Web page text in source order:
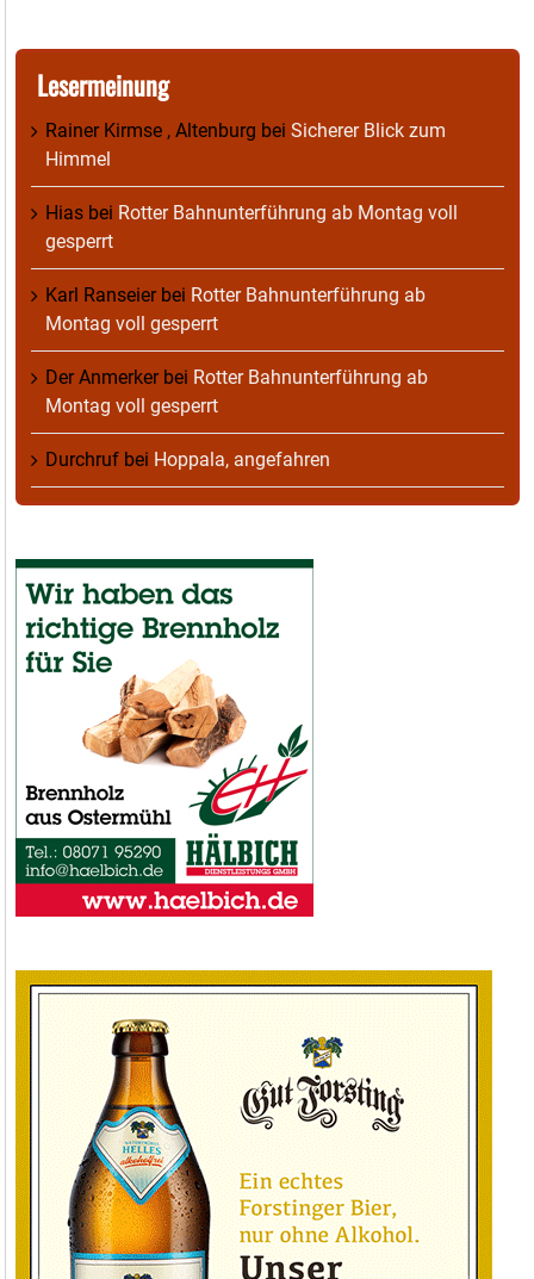
Lesermeinung
Rainer Kirmse , Altenburg bei Sicherer Blick zum
Himmel
Hias bei Rotter Bahnunterführung ab Montag voll
gesperrt
Karl Ranseierbei Rotter Bahnunterführung ab
Montag voll gesperrt
Der Anmerkerbei Rotter Bahnunterführung ab
Montag voll gesperrt
Durchruf bei Hoppala, angefahren